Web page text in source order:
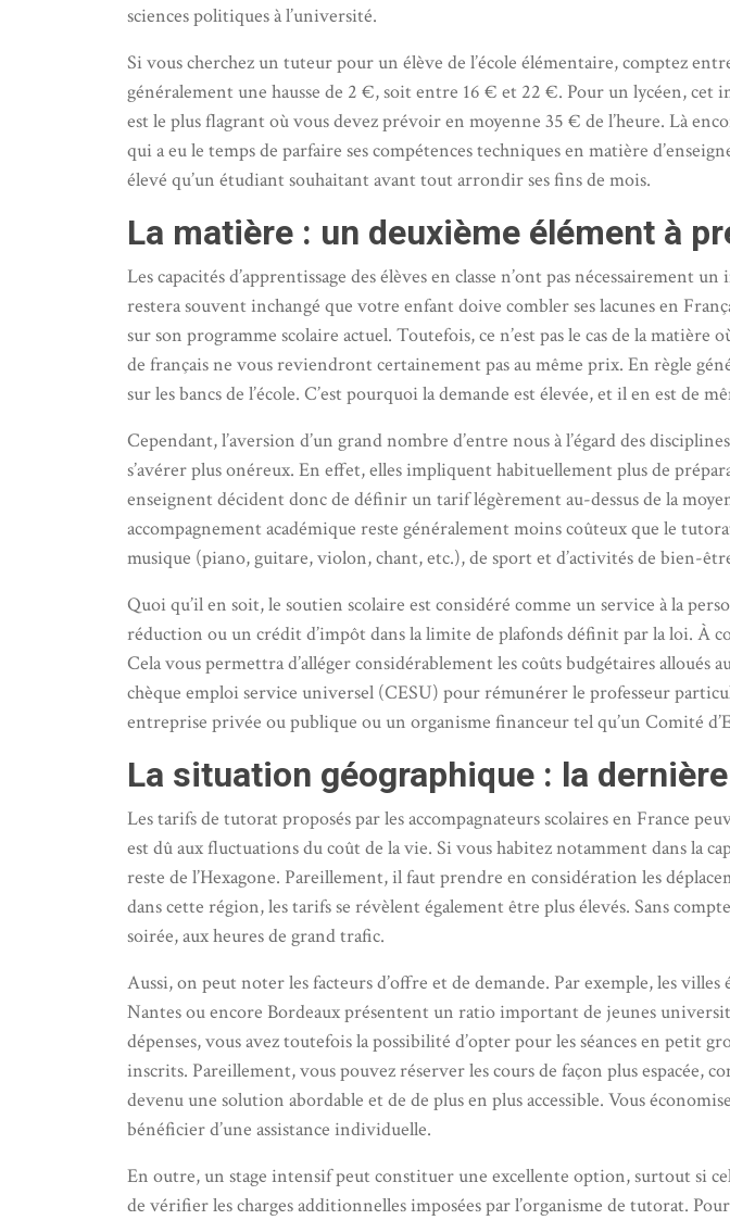
sciences politiques à l’université.
Si vous cherchez un tuteur pour un élève de l’école élémentaire, comptez
généralement une hausse de 2 €, soit entre 16 € et 22 €. Pour un lycéen,
est le plus flagrant où vous devez prévoir en moyenne 35 € de l’heure. Là
qui a eu le temps de parfaire ses compétences techniques en matière
élevé qu’un étudiant souhaitant avant tout arrondir ses fins de mois.
La matière : un deuxième élément à
Les capacités d’apprentissage des élèves en classe n’ont pas
restera souvent inchangé que votre enfant doive combler ses lacunes en
sur son programme scolaire actuel. Toutefois, ce n’est pas le cas de la matière
de français ne vous reviendront certainement pas au même prix. En règle
sur les bancs de l’école. C’est pourquoi la demande est élevée, et il en est de
Cependant, l’aversion d’un grand nombre d’entre nous à l’égard des
s’avérer plus onéreux. En effet, elles impliquent habituellement plus de
enseignent décident donc de définir un tarif légèrement au-dessus de la
accompagnement académique reste généralement moins coûteux que le
musique (piano, guitare, violon, chant, etc.), de sport et d’activités de bien-
Quoi qu’il en soit, le soutien scolaire est considéré comme un service à la
réduction ou un crédit d’impôt dans la limite de plafonds définit par la loi. À
Cela vous permettra d’alléger considérablement les coûts budgétaires alloués
chèque emploi service universel (CESU) pour rémunérer le professeur
entreprise privée ou publique ou un organisme financeur tel qu’un Comité
La situation géographique : la
Les tarifs de tutorat proposés par les accompagnateurs scolaires en France
est dû aux fluctuations du coût de la vie. Si vous habitez notamment dans la
reste de l’Hexagone. Pareillement, il faut prendre en considération les
dans cette région, les tarifs se révèlent également être plus élevés. Sans
soirée, aux heures de grand trafic.
Aussi, on peut noter les facteurs d’offre et de demande. Par exemple, les
Nantes ou encore Bordeaux présentent un ratio important de jeunes
dépenses, vous avez toutefois la possibilité d’opter pour les séances en petit
inscrits. Pareillement, vous pouvez réserver les cours de façon plus espacée,
devenu une solution abordable et de de plus en plus accessible. Vous
bénéficier d’une assistance individuelle.
En outre, un stage intensif peut constituer une excellente option, surtout si
de vérifier les charges additionnelles imposées par l’organisme de tutorat.